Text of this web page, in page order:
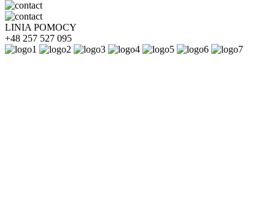
LINIA POMOCY
+48 257 527 095